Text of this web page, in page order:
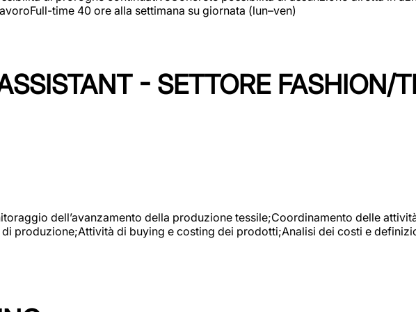
time 40 ore alla settimana su giornata (lun–ven)
- SETTORE FASHION/
dell’avanzamento della produzione tessile;Coordinamento delle
produzione;Attività di buying e costing dei prodotti;Analisi dei costi e